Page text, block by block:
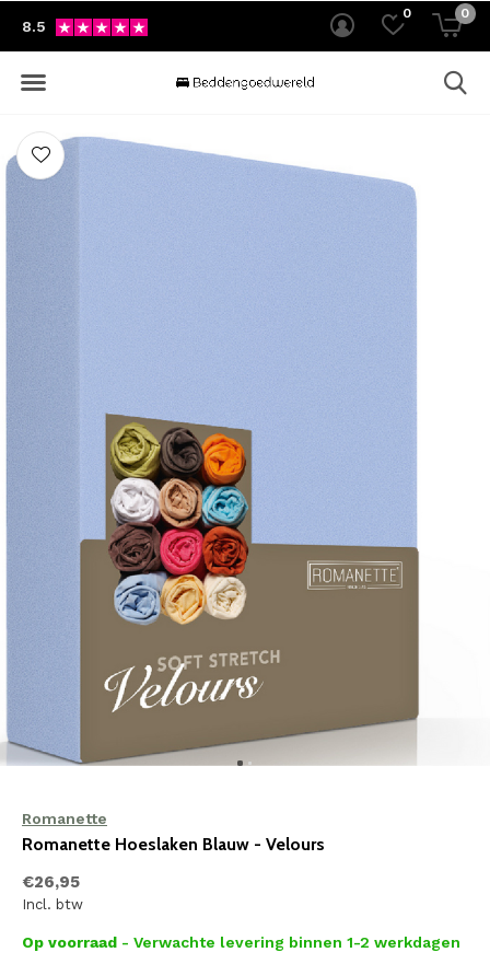
0 0
8.5
Romanette
Romanette Hoeslaken Blauw - Velours
€26,95
Incl. btw
Op voorraad - Verwachte levering binnen 1-2 werkdagen